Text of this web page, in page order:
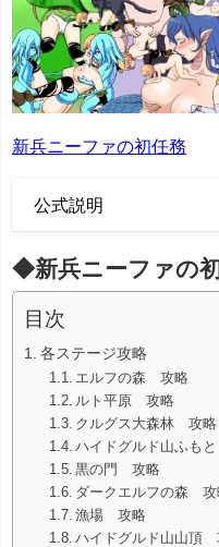
新兵ニーファの初任務
公式説明
◆新兵ニーファの
目次
各ステージ攻略
エルフの森 攻略
ルト平原 攻略
クルグス大森林 攻略
ハイドグルド山ふも
黒の門 攻略
ダークエルフの森 攻
漁場 攻略
ハイドグルド山山頂